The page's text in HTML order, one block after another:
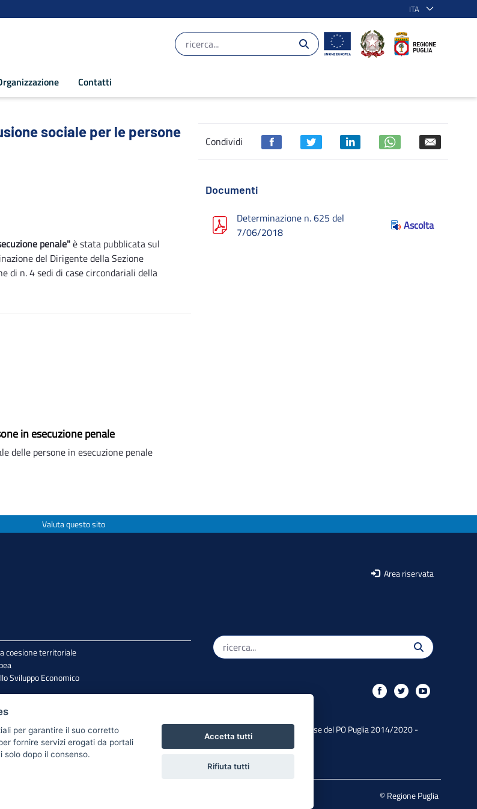
ITA
Contatti
sociale per le persone in esecuzione penale - POR Puglia 2014-2020
sociale per le persone
penale"è stata pubblicata sul
del Dirigente della Sezione
di n. 4 sedi di case circondariali della
Condividi
Documenti
Determinazione n. 625 del
7/06/2018
Ascolta
in esecuzione penale
delle persone in esecuzione penale
Valuta questo sito
Area riservata
coesione territoriale
Sviluppo Economico
Iniziativa finanziata con risorse del PO Puglia 2014/2020 -
Asse XIII
© Regione Puglia
per garantire il suo corretto
fornire servizi erogati da portali
solo dopo il consenso.
Accetta tutti
Rifiuta tutti